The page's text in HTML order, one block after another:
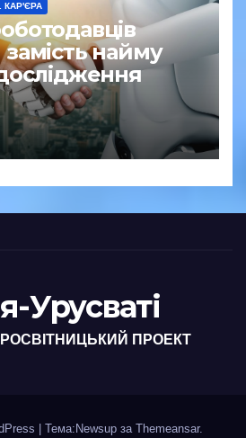
КАР'ЄРА
найму
Урусваті
ПРОЕКТ
Тема:Newsup за Themeansar.